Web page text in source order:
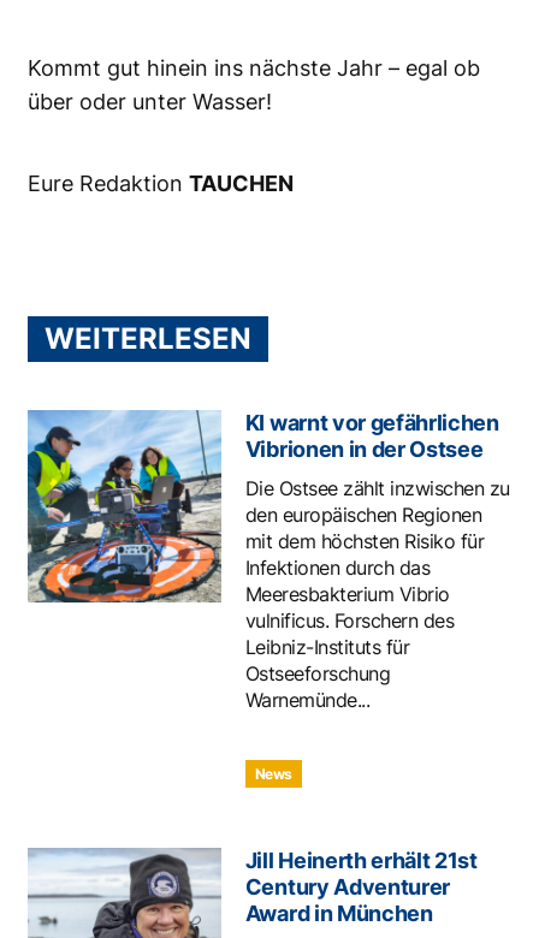
Kommt gut hinein ins nächste Jahr – egal ob
über oder unter Wasser!
Eure Redaktion TAUCHEN
WEITERLESEN
KI warnt vor gefährlichen
Vibrionen in der Ostsee
Die Ostsee zählt inzwischen zu
den europäischen Regionen
mit dem höchsten Risiko für
Infektionen durch das
Meeresbakterium Vibrio
vulnificus. Forschern des
Leibniz-Instituts für
Ostseeforschung
Warnemünde...
News
Jill Heinerth erhält 21st
Century Adventurer
Award in München